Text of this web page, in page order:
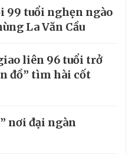
99 tuổi nghẹn ngào
La Văn Cầu
liên 96 tuổi trở
đồ” tìm hài cốt
nơi đại ngàn